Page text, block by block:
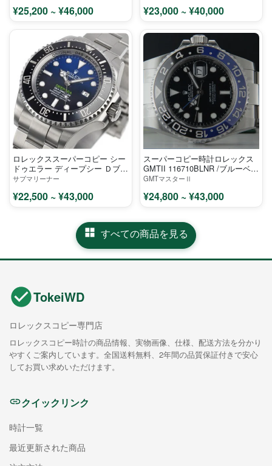
¥25,200 ~ ¥46,000 ¥23,000 ~ ¥40,000
ロレックススーパーコピー シー
ドゥエラー ディープシー Ｄブル
ー SEA 116660 D-blue ウォッチ
サブマリーナー
¥22,500 ~ ¥43,000
スーパーコピー時計ロレックス
GMTII 116710BLNR /ブルーベゼ
ル
GMTマスターⅡ
¥24,800 ~ ¥43,000
すべての商品を見る
TokeiWD
ロレックスコピー専門店
ロレックスコピー時計の商品情報、実物画像、仕様、配送方法を分かり
やすくご案内しています。全国送料無料、2年間の品質保証付きで安心
してお買い求めいただけます。
クイックリンク
時計一覧
最近更新された商品